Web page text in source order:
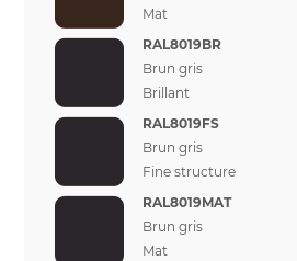
Mat
RAL8019BR
Brun gris
Brillant
RAL8019FS
Brun gris
Fine structure
RAL8019MAT
Brun gris
Mat